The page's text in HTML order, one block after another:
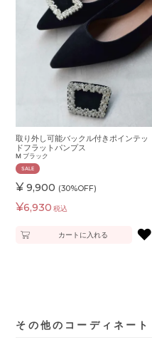
取り外し可能バックル付きポインテッ
ドフラットパンプス
M ブラック
SALE
¥ 9,900 (30%OFF)
¥6,930 税込
カートに入れる ♥
その他のコーディネート